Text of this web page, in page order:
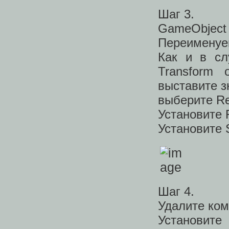
Шаг 3.
Как и в
Transform
выставите
выберите
Установите
Установите
Шаг 4.
Удалите